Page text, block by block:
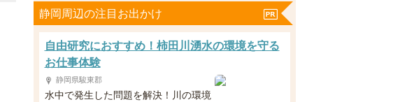
静岡周辺の注目お出かけ
自由研究におすすめ！柿田川湧水の環境を守る
お仕事体験
静岡県駿東郡
水中で発生した問題を解決！川の環境